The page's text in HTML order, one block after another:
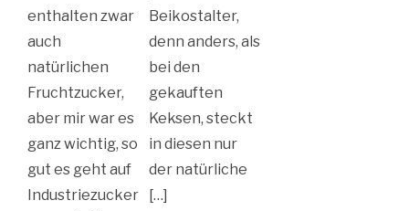
enthalten zwar
auch
natürlichen
Fruchtzucker,
aber mir war es
ganz wichtig, so
gut es geht auf
Industriezucker
Beikostalter,
denn anders, als
bei den
gekauften
Keksen, steckt
in diesen nur
der natürliche
[…]